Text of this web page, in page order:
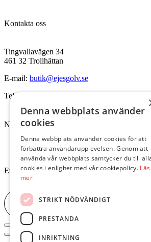
Kontakta oss
Tingvallavägen 34
461 32 Trollhättan
E-mail: butik@ejesgolv.se
Telefon:
Nyhetsbrev
Skriv upp dig för att få dem
Email
Skicka
Denna webbplats använder
cookies
Denna webbplats använder cookies för att
förbättra användarupplevelsen. Genom att
använda vår webbplats samtycker du till
cookies i enlighet med vår cookiepolicy. Läs
mer
STRIKT NÖDVÄNDIGT
PRESTANDA
INRIKTNING